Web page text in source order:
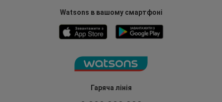
Гаряча лінія
Watsons в вашому смартфоні